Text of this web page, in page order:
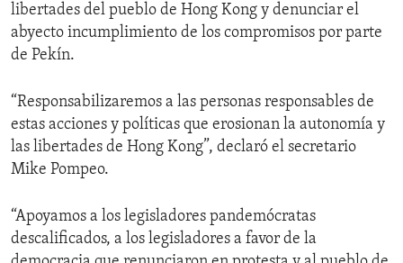
libertades del pueblo de Hong Kong y denunciar el
abyecto incumplimiento de los compromisos por parte
de Pekín.
“Responsabilizaremos a las personas responsables de
estas acciones y políticas que erosionan la autonomía y
las libertades de Hong Kong”, declaró el secretario
Mike Pompeo.
“Apoyamos a los legisladores pandemócratas
descalificados, a los legisladores a favor de la